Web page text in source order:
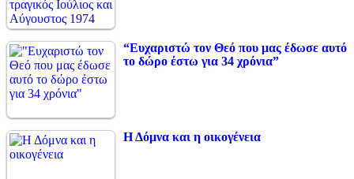
“Ευχαριστώ τον Θεό που μας έδωσε αυτό
το δώρο έστω για 34 χρόνια”
Η Δόμνα και η οικογένεια